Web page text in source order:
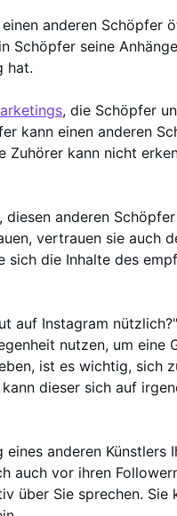
anderen Schöpfer
Schöpfer seine
hat.
, die Schöpfer
kann einen anderen
kann nicht
diesen anderen
vertrauen sie auch
sich die Inhalte des
auf Instagram
nutzen, um eine
ist es wichtig, sich
dieser sich auf
anderen Künstlers
auch vor ihren
über Sie sprechen. Sie